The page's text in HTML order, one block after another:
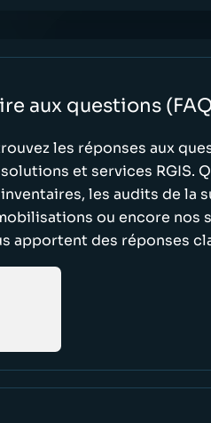
aux questions
les réponses aux
et services RGIS.
les audits de la
ou encore nos
apportent des réponses